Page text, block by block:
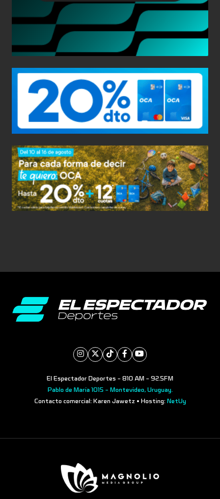
El Espectador Deportes - 810 AM - 92.5FM
Pablo de María 1015 - Montevideo, Uruguay.
Contacto comercial: Karen Jawetz • Hosting: NetUy